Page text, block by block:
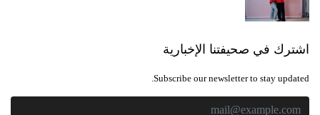
اشترك في صحيفتنا الإخبارية
Subscribe our newsletter to stay updated.